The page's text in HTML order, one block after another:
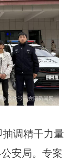
调精干力量
安局。专案